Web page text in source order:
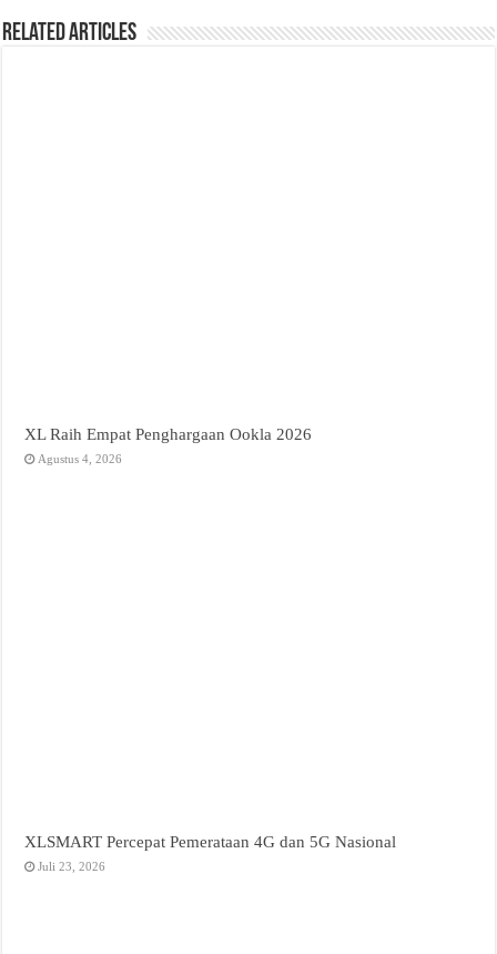
Related Articles
XL Raih Empat Penghargaan Ookla 2026
Agustus 4, 2026
XLSMART Percepat Pemerataan 4G dan 5G Nasional
Juli 23, 2026